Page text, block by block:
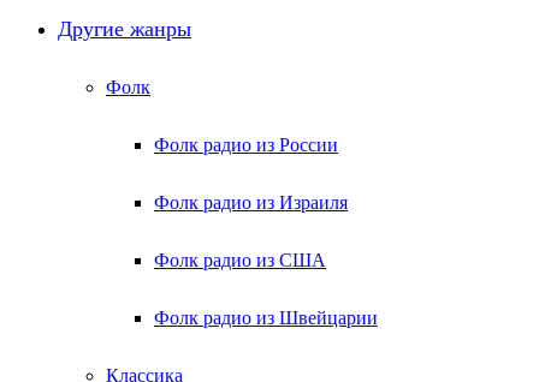
Другие жанры
Фолк
Фолк радио из России
Фолк радио из Израиля
Фолк радио из США
Фолк радио из Швейцарии
Классика